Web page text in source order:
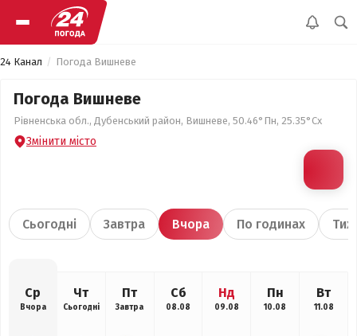
24 Канал Погода Вишневе
Погода Вишневе
Рівненська обл., Дубенський район, Вишневе, 50.46°Пн, 25.35°Сх
Змінити місто
Сьогодні Завтра Вчора По годинах
Ср
Вчора
Чт
Сьогодні
Пт
Завтра
Сб
08.08
Нд
09.08
Пн
10.08
Вт
11.08